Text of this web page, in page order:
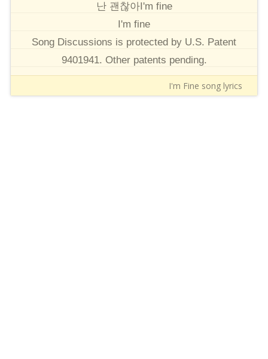
난 괜찮아I'm fine
I'm fine
Song Discussions is protected by U.S. Patent
9401941. Other patents pending.
I'm Fine song lyrics